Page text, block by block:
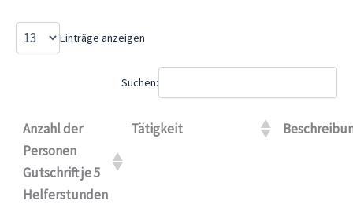
Einträge anzeigen
Suchen:
Anzahl der
Personen
Gutschrift je 5
Helferstunden
Tätigkeit